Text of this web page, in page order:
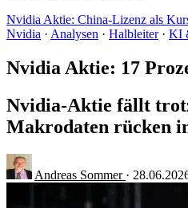
Nvidia Aktie: China-Lizenz als
Nvidia · Analysen · Halbleiter · KI
Nvidia Aktie: 17
Nvidia-Aktie fällt
Makrodaten rücken
Andreas Sommer ·